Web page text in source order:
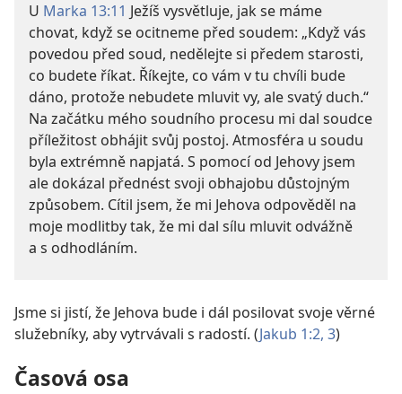
U Marka 13:11 Ježíš vysvětluje, jak se máme
chovat, když se ocitneme před soudem: „Když vás
povedou před soud, nedělejte si předem starosti,
co budete říkat. Říkejte, co vám v tu chvíli bude
dáno, protože nebudete mluvit vy, ale svatý duch.“
Na začátku mého soudního procesu mi dal soudce
příležitost obhájit svůj postoj. Atmosféra u soudu
byla extrémně napjatá. S pomocí od Jehovy jsem
ale dokázal přednést svoji obhajobu důstojným
způsobem. Cítil jsem, že mi Jehova odpověděl na
moje modlitby tak, že mi dal sílu mluvit odvážně
a s odhodláním.
Jsme si jistí, že Jehova bude i dál posilovat svoje věrné
služebníky, aby vytrvávali s radostí. (Jakub 1:2, 3)
Časová osa